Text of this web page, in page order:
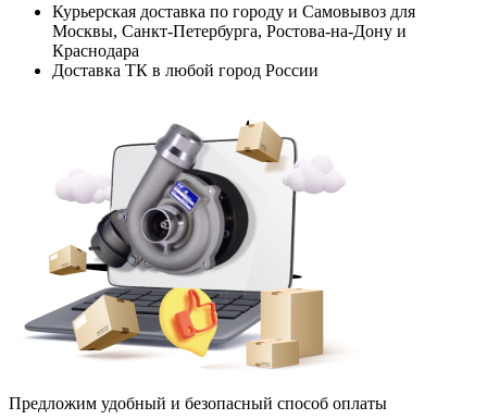
Курьерская доставка по городу и Самовывоз для
Москвы, Санкт-Петербурга, Ростова-на-Дону и
Краснодара
Доставка ТК в любой город России
Предложим удобный и безопасный способ оплаты